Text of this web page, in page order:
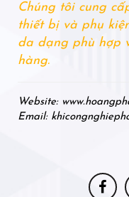
Chúng tôi cung
thiết bị và phụ
da dạng phù hợp
hàng.
Website:
Email: